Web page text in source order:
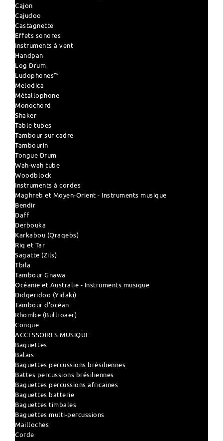
Cajon
Cajudoo
Castagnette
Effets sonores
Instruments à vent
Handpan
Log Drum
Ludophones™
Melodica
Métallophone
Monochord
Shaker
Table tubes
Tambour sur cadre
Tambourin
Tongue Drum
Wah-wah tube
Woodblock
Instruments à cordes
Maghreb et Moyen-Orient - Instruments musique
Bendir
Daff
Derbouka
Karkabou (Qraqebs)
Riq et Tar
Sagatte (Zils)
Tbila
Tambour Gnawa
Océanie et Australie - Instruments musique
Didgeridoo (Yidaki)
Tambour d'océan
Rhombe (Bullroaer)
Conque
ACCESSOIRES MUSIQUE
Baguettes
Balais
Baguettes percussions brésiliennes
Battes percussions brésiliennes
Baguettes percussions africaines
Baguettes batterie
Baguettes timbales
Baguettes multi-percussions
Mailloches
Corde